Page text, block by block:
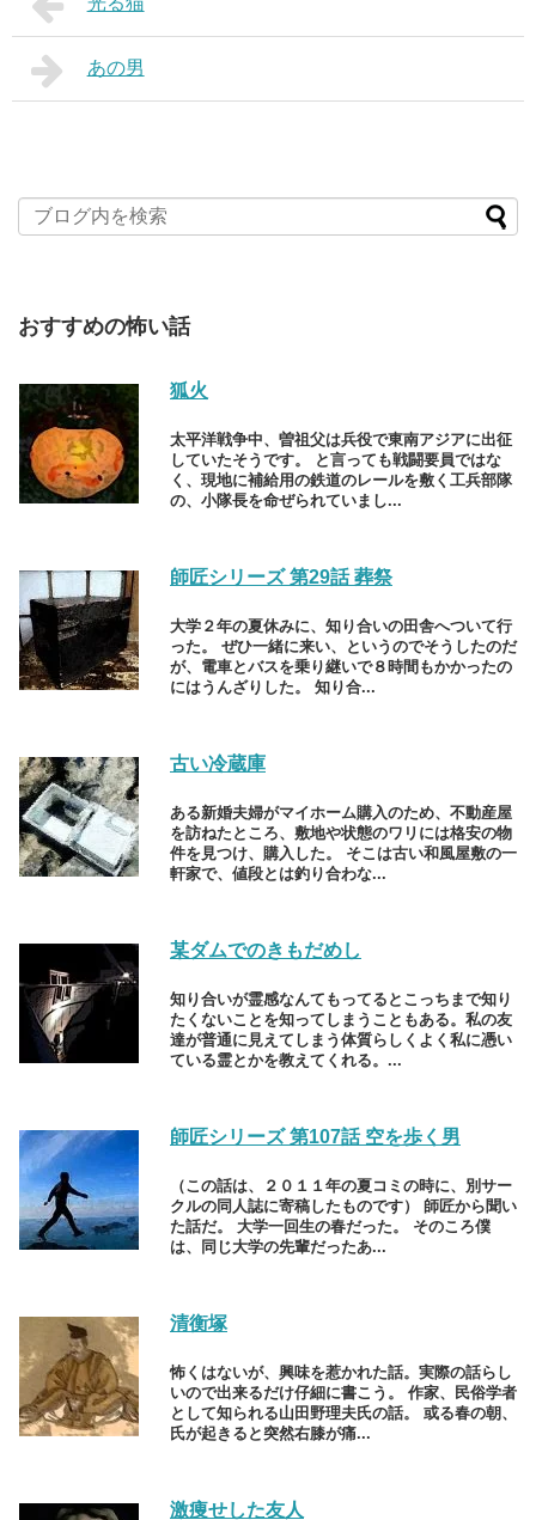
あの男
おすすめの怖い話
狐火
太平洋戦争中、曽祖父は兵役で東南アジアに出征
していたそうです。 と言っても戦闘要員ではな
く、現地に補給用の鉄道のレールを敷く工兵部隊
の、小隊長を命ぜられていまし...
師匠シリーズ 第29話 葬祭
大学２年の夏休みに、知り合いの田舎へついて行
った。 ぜひ一緒に来い、というのでそうしたのだ
が、電車とバスを乗り継いで８時間もかかったの
にはうんざりした。 知り合...
古い冷蔵庫
ある新婚夫婦がマイホーム購入のため、不動産屋
を訪ねたところ、敷地や状態のワリには格安の物
件を見つけ、購入した。 そこは古い和風屋敷の一
軒家で、値段とは釣り合わな...
某ダムでのきもだめし
知り合いが霊感なんてもってるとこっちまで知り
たくないことを知ってしまうこともある。私の友
達が普通に見えてしまう体質らしくよく私に憑い
ている霊とかを教えてくれる。...
師匠シリーズ 第107話 空を歩く男
（この話は、２０１１年の夏コミの時に、別サー
クルの同人誌に寄稿したものです） 師匠から聞い
た話だ。 大学一回生の春だった。 そのころ僕
は、同じ大学の先輩だったあ...
清衡塚
怖くはないが、興味を惹かれた話。実際の話らし
いので出来るだけ仔細に書こう。 作家、民俗学者
として知られる山田野理夫氏の話。 或る春の朝、
氏が起きると突然右膝が痛...
激痩せした友人